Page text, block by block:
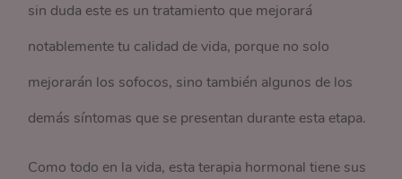
sin duda este es un tratamiento que mejorará
notablemente tu calidad de vida, porque no solo
mejorarán los sofocos, sino también algunos de los
demás síntomas que se presentan durante esta etapa.
Como todo en la vida, esta terapia hormonal tiene sus